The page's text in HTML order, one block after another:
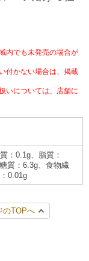
ピング
内でも未発売の場合が
付かない場合は、掲載
いについては、店舗に
：0.1g、脂質：
質：6.3g、食物繊
0.01g
のTOPへ